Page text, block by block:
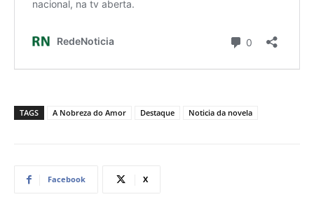
TAGS A Nobreza do Amor Destaque Noticia da novela
Facebook X